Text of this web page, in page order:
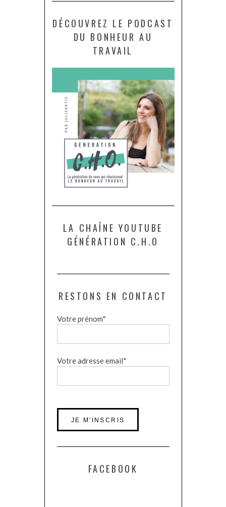
DÉCOUVREZ LE PODCAST
DU BONHEUR AU
TRAVAIL
LA CHAÎNE YOUTUBE
GÉNÉRATION C.H.O
RESTONS EN CONTACT
Votre prénom*
Votre adresse email*
FACEBOOK